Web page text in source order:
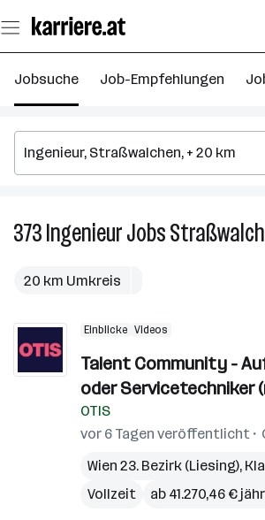
Seiteninhalt
springen
Jobsuche Job-Empfehlungen
373IngenieurJobs
20 km Umkreis
Einblicke Videos
Talent Community -
oder Servicetechniker
OTIS
vor 6 Tagen veröffentlicht
Wien 23. Bezirk (Liesing),
Vollzeit
ab 41.270,46 €